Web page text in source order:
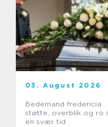
03. August 2026
Bedemand fredericia
støtte, overblik og ro i
en svær tid